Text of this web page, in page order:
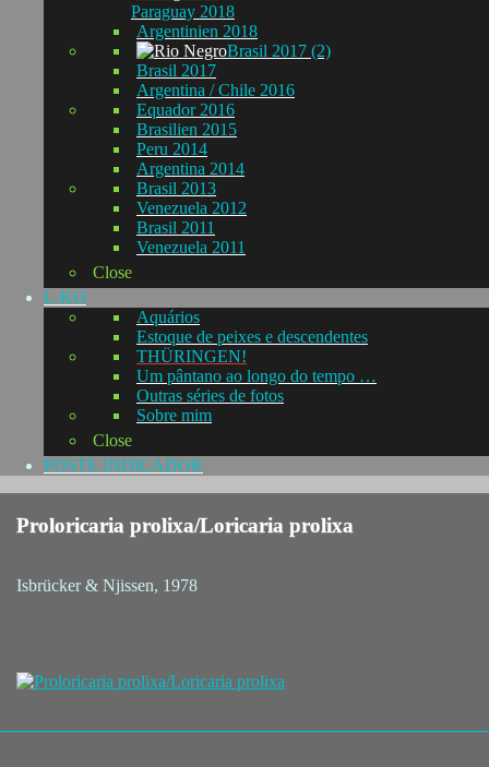
Paraguay 2018
Argentinien 2018
Brasil 2017 (2)
Brasil 2017
Argentina / Chile 2016
Equador 2016
Brasilien 2015
Peru 2014
Argentina 2014
Brasil 2013
Venezuela 2012
Brasil 2011
Venezuela 2011
Close
L-KO
Aquários
Estoque de peixes e descendentes
THÜRINGEN!
Um pântano ao longo do tempo …
Outras séries de fotos
Sobre mim
Close
POSTE INDICADOR
Proloricaria prolixa/Loricaria prolixa
Isbrücker & Njissen, 1978